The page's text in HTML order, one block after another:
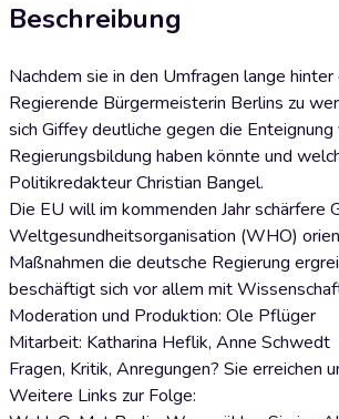
Beschreibung
Nachdem sie in den Umfragen lange
Regierende Bürgermeisterin Berlins zu
sich Giffey deutliche gegen die
Regierungsbildung haben könnte und
Politikredakteur Christian Bangel.
Die EU will im kommenden Jahr
Weltgesundheitsorganisation (WHO)
Maßnahmen die deutsche Regierung
beschäftigt sich vor allem mit
Moderation und Produktion: Ole Pflüger
Mitarbeit: Katharina Heflik, Anne Schwedt
Fragen, Kritik, Anregungen? Sie erreichen
Weitere Links zur Folge: